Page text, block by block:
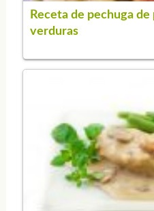
Receta de pechuga
verduras